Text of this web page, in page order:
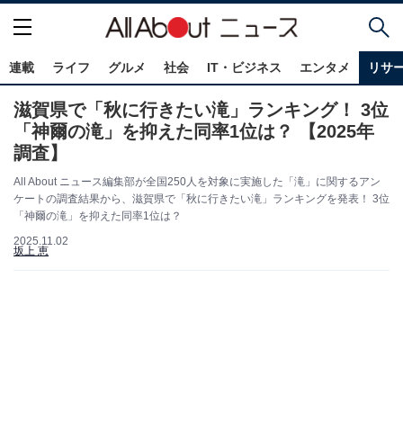
連載 ライフ グルメ 社会 IT・ビジネス エンタメ リサ
滋賀県で「秋に行きたい滝」ランキング！ 3位
「神爾の滝」を抑えた同率1位は？ 【2025年
調査】
All About ニュース編集部が全国250人を対象に実施した「滝」に関するアン
ケートの調査結果から、滋賀県で「秋に行きたい滝」ランキングを発表！ 3位
「神爾の滝」を抑えた同率1位は？
2025.11.02
坂上 恵